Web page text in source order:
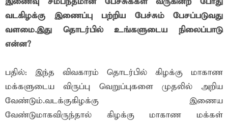
வடகிழக்கு இணைப்பு பற்றிய பேச்சும் பேசப்படுவது
வளமை.இது தொடர்பில் உங்களுடைய நிலைப்பாடு
என்ன?
பதில்: இந்த விவகாரம் தொடர்பில் கிழக்கு மாகாண
மக்களுடைய விருப்பு வெறுப்புகளை முதலில் அறிய
வேண்டும்.வடக்குகிழக்கு இணைய
வேண்டுமாகவிருந்தால் கிழக்கு மாகாண மக்கள்